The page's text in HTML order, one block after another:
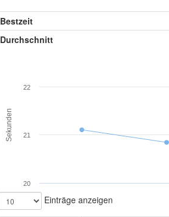
Bestzeit
Durchschnitt
Sekunden
20
21
22
Einträge anzeigen